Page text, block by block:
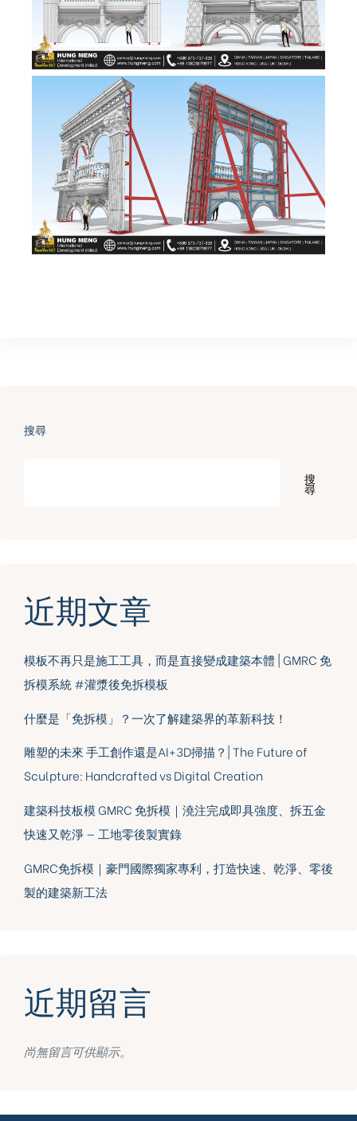
搜尋
搜
尋
近期文章
模板不再只是施工工具，而是直接變成建築本體 | GMRC 免
拆模系統 #灌漿後免拆模板
什麼是「免拆模」？一次了解建築界的革新科技！
雕塑的未來 手工創作還是AI+3D掃描？| The Future of
Sculpture: Handcrafted vs Digital Creation
建築科技板模 GMRC 免拆模｜澆注完成即具強度、拆五金
快速又乾淨 — 工地零後製實錄
GMRC免拆模｜豪門國際獨家專利，打造快速、乾淨、零後
製的建築新工法
近期留言
尚無留言可供顯示。